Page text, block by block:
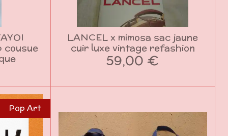
cousue
LANCEL x mimosa sac jaune
cuir luxe vintage refashion
59,00 €
Pop Art